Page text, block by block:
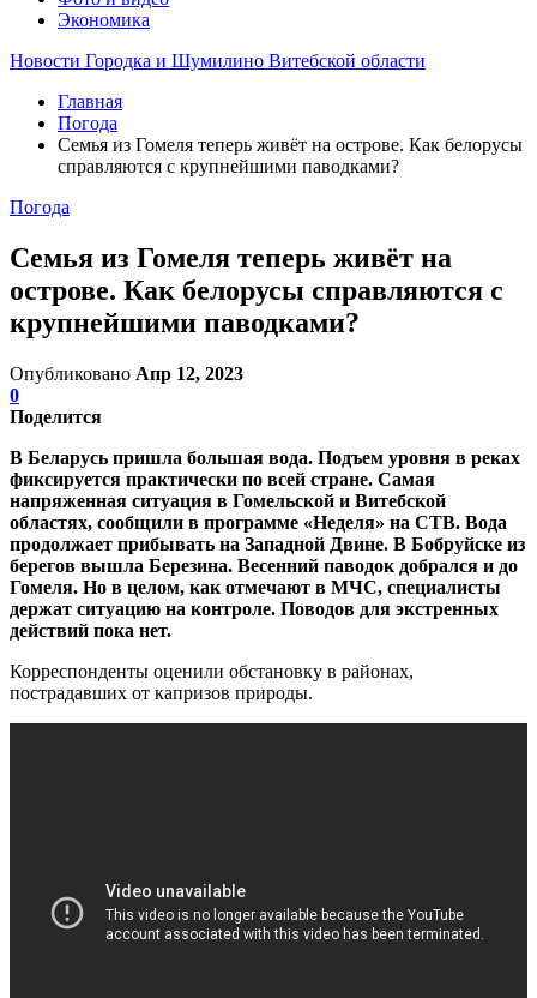
Экономика
Новости Городка и Шумилино Витебской области
Главная
Погода
Семья из Гомеля теперь живёт на острове. Как белорусы
справляются с крупнейшими паводками?
Погода
Семья из Гомеля теперь живёт на
острове. Как белорусы справляются с
крупнейшими паводками?
Опубликовано Апр 12, 2023
0
Поделится
В Беларусь пришла большая вода. Подъем уровня в реках
фиксируется практически по всей стране. Самая
напряженная ситуация в Гомельской и Витебской
областях, сообщили в программе «Неделя» на СТВ. Вода
продолжает прибывать на Западной Двине. В Бобруйске из
берегов вышла Березина. Весенний паводок добрался и до
Гомеля. Но в целом, как отмечают в МЧС, специалисты
держат ситуацию на контроле. Поводов для экстренных
действий пока нет.
Корреспонденты оценили обстановку в районах,
пострадавших от капризов природы.